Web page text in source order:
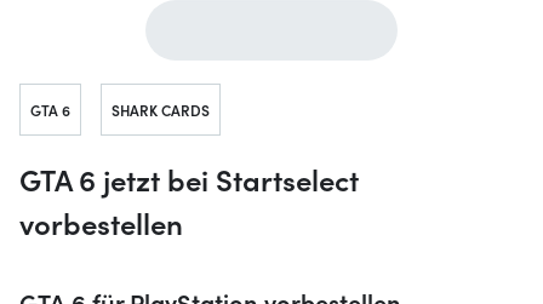
Gehe zu ...
GTA 6 SHARK CARDS
GTA 6 jetzt bei Startselect
vorbestellen